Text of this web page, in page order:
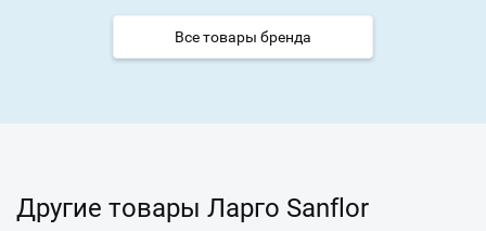
Все товары бренда
Другие товары Ларго Sanflor